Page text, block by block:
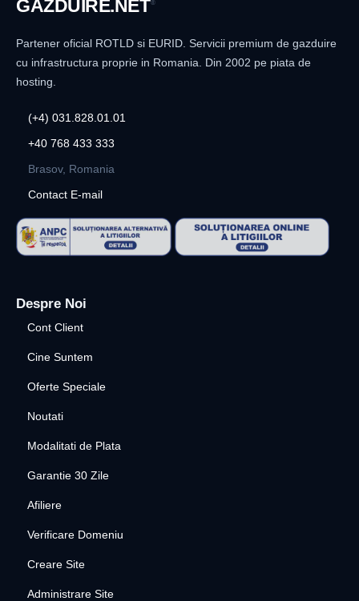
GAZDUIRE.NET®
Partener oficial ROTLD si EURID. Servicii premium de gazduire
cu infrastructura proprie in Romania. Din 2002 pe piata de
hosting.
(+4) 031.828.01.01
+40 768 433 333
Brasov, Romania
Contact E-mail
Despre Noi
Cont Client
Cine Suntem
Oferte Speciale
Noutati
Modalitati de Plata
Garantie 30 Zile
Afiliere
Verificare Domeniu
Creare Site
Administrare Site